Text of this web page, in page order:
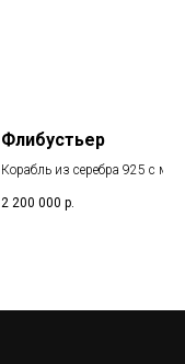
Флибустьер
Корабль из серебра 925 с
вставками
2 200 000 р.